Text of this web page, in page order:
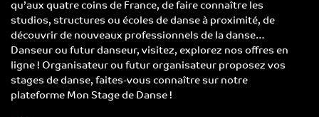
qu’aux quatre coins de France, de faire connaître les
studios, structures ou écoles de danse à proximité, de
découvrir de nouveaux professionnels de la danse…
Danseur ou futur danseur, visitez, explorez nos offres en
ligne ! Organisateur ou futur organisateur proposez vos
stages de danse, faites-vous connaître sur notre
plateforme Mon Stage de Danse !